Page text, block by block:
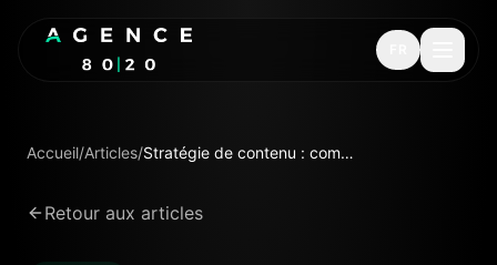
Accueil/Articles/ Stratégie de contenu : comment transformer l'attention en ventes
Retour aux articles